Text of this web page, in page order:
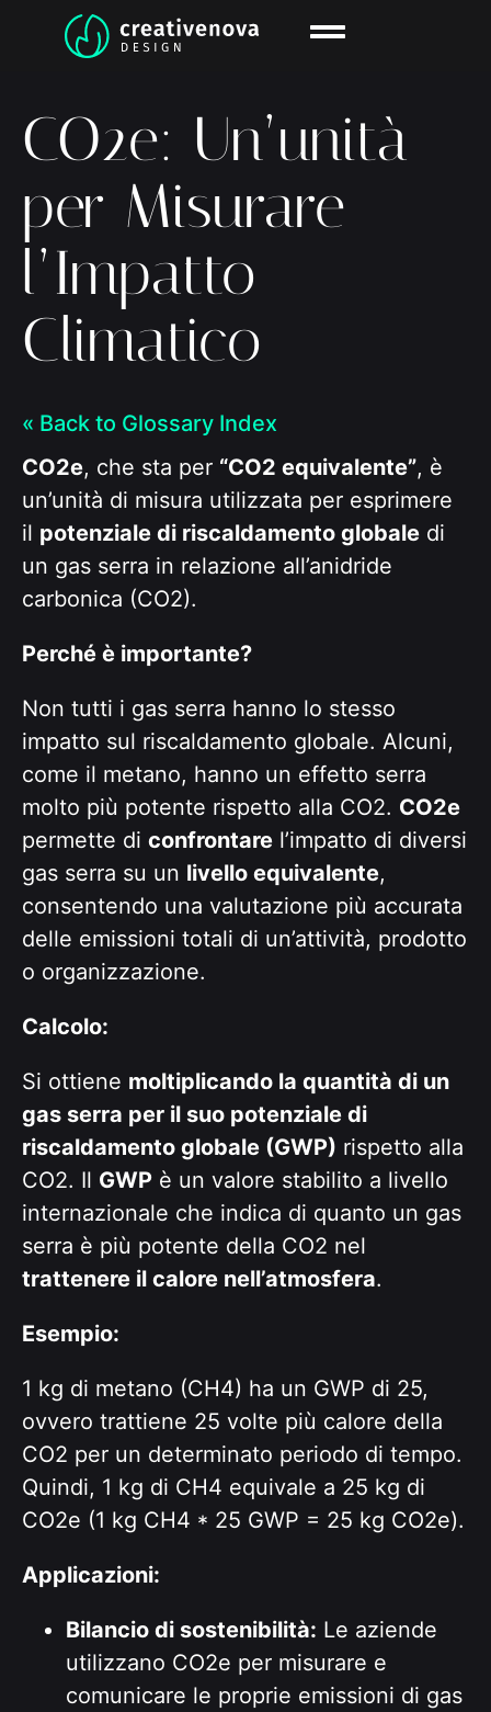
CO2e: Un’unità
per Misurare
l’Impatto
Climatico
« Back to Glossary Index
CO2e, che sta per “CO2 equivalente”, è
un’unità di misura utilizzata per esprimere
il potenziale di riscaldamento globale di
un gas serra in relazione all’anidride
carbonica (CO2).
Perché è importante?
Non tutti i gas serra hanno lo stesso
impatto sul riscaldamento globale. Alcuni,
come il metano, hanno un effetto serra
molto più potente rispetto alla CO2. CO2e
permette di confrontare l’impatto di diversi
gas serra su un livello equivalente,
consentendo una valutazione più accurata
delle emissioni totali di un’attività, prodotto
o organizzazione.
Calcolo:
Si ottiene moltiplicando la quantità di un
gas serra per il suo potenziale di
riscaldamento globale (GWP) rispetto alla
CO2. Il GWP è un valore stabilito a livello
internazionale che indica di quanto un gas
serra è più potente della CO2 nel
trattenere il calore nell’atmosfera.
Esempio:
1 kg di metano (CH4) ha un GWP di 25,
ovvero trattiene 25 volte più calore della
CO2 per un determinato periodo di tempo.
Quindi, 1 kg di CH4 equivale a 25 kg di
CO2e (1 kg CH4 * 25 GWP = 25 kg CO2e).
Applicazioni:
Bilancio di sostenibilità: Le aziende
utilizzano CO2e per misurare e
comunicare le proprie emissioni di gas